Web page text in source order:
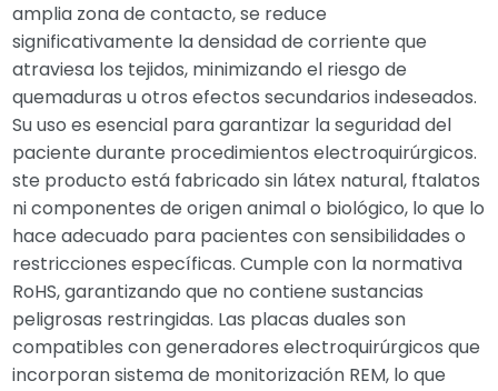
amplia zona de contacto, se reduce
significativamente la densidad de corriente que
atraviesa los tejidos, minimizando el riesgo de
quemaduras u otros efectos secundarios indeseados.
Su uso es esencial para garantizar la seguridad del
paciente durante procedimientos electroquirúrgicos.
ste producto está fabricado sin látex natural, ftalatos
ni componentes de origen animal o biológico, lo que lo
hace adecuado para pacientes con sensibilidades o
restricciones específicas. Cumple con la normativa
RoHS, garantizando que no contiene sustancias
peligrosas restringidas. Las placas duales son
compatibles con generadores electroquirúrgicos que
incorporan sistema de monitorización REM, lo que